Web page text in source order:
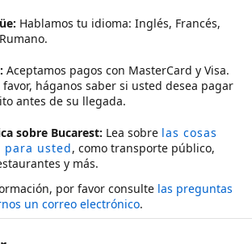
Hablamos tu idioma: Inglés, Francés,
Aceptamos pagos con MasterCard y Visa.
favor, háganos saber si usted desea pagar
antes de su llegada.
sobre Bucarest: Lea sobre las cosas
para usted, como transporte público,
y más.
por favor consulte las preguntas
un correo electrónico.